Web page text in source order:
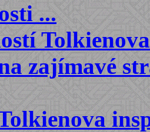
...
zajímavé